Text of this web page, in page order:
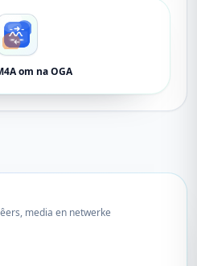
om na OGA
media en netwerke